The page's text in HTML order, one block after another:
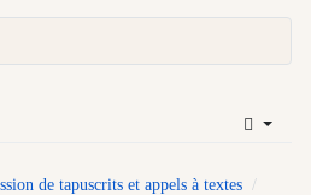
de tapuscrits et appels à textes